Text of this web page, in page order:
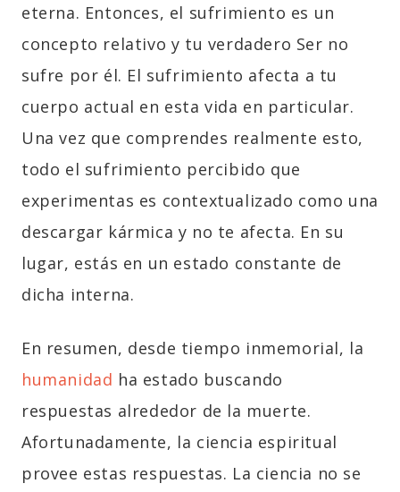
eterna. Entonces, el sufrimiento es un
concepto relativo y tu verdadero Ser no
sufre por él. El sufrimiento afecta a tu
cuerpo actual en esta vida en particular.
Una vez que comprendes realmente esto,
todo el sufrimiento percibido que
experimentas es contextualizado como una
descargar kármica y no te afecta. En su
lugar, estás en un estado constante de
dicha interna.
En resumen, desde tiempo inmemorial, la
humanidad ha estado buscando
respuestas alrededor de la muerte.
Afortunadamente, la ciencia espiritual
provee estas respuestas. La ciencia no se